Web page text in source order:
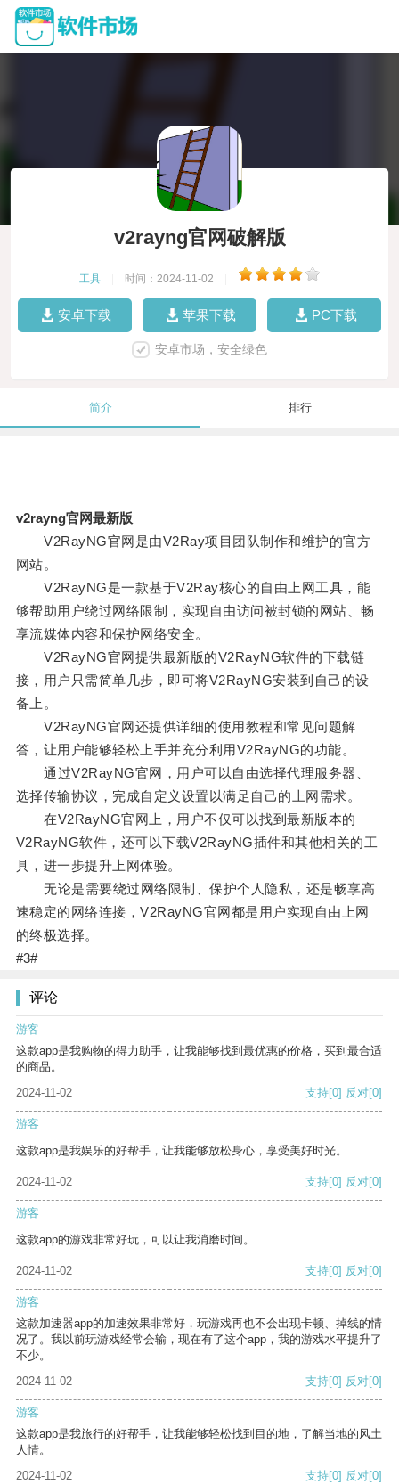
v2rayng官网破解版
工具 时间：2024-11-02
安卓下载 苹果下载 PC下载
安卓市场，安全绿色
简介 排行
v2rayng官网最新版
V2RayNG官网是由V2Ray项目团队制作和维护的官方
网站。
V2RayNG是一款基于V2Ray核心的自由上网工具，能
够帮助用户绕过网络限制，实现自由访问被封锁的网站、畅
享流媒体内容和保护网络安全。
V2RayNG官网提供最新版的V2RayNG软件的下载链
接，用户只需简单几步，即可将V2RayNG安装到自己的设
备上。
V2RayNG官网还提供详细的使用教程和常见问题解
答，让用户能够轻松上手并充分利用V2RayNG的功能。
通过V2RayNG官网，用户可以自由选择代理服务器、
选择传输协议，完成自定义设置以满足自己的上网需求。
在V2RayNG官网上，用户不仅可以找到最新版本的
V2RayNG软件，还可以下载V2RayNG插件和其他相关的工
具，进一步提升上网体验。
无论是需要绕过网络限制、保护个人隐私，还是畅享高
速稳定的网络连接，V2RayNG官网都是用户实现自由上网
的终极选择。
#3#
评论
游客
这款app是我购物的得力助手，让我能够找到最优惠的价格，买到最合适
的商品。
2024-11-02
支持[0] 反对[0]
游客
这款app是我娱乐的好帮手，让我能够放松身心，享受美好时光。
2024-11-02 支持[0] 反对[0]
游客
这款app的游戏非常好玩，可以让我消磨时间。
2024-11-02 支持[0] 反对[0]
游客
这款加速器app的加速效果非常好，玩游戏再也不会出现卡顿、掉线的情
况了。我以前玩游戏经常会输，现在有了这个app，我的游戏水平提升了
不少。
2024-11-02
支持[0] 反对[0]
游客
这款app是我旅行的好帮手，让我能够轻松找到目的地，了解当地的风土
人情。
2024-11-02
支持[0] 反对[0]